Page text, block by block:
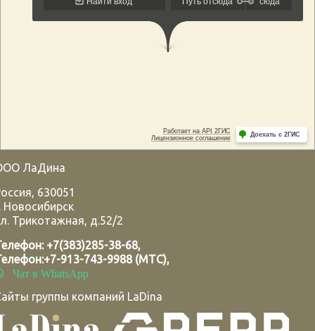
ЛаДина
, 630051
Новосибирск
Трикотажная, д.52/2
+7(383)285-38-68,
+7-913-743-9988 (МТС),
Чат в WhatsApp
группы компаний LaDina